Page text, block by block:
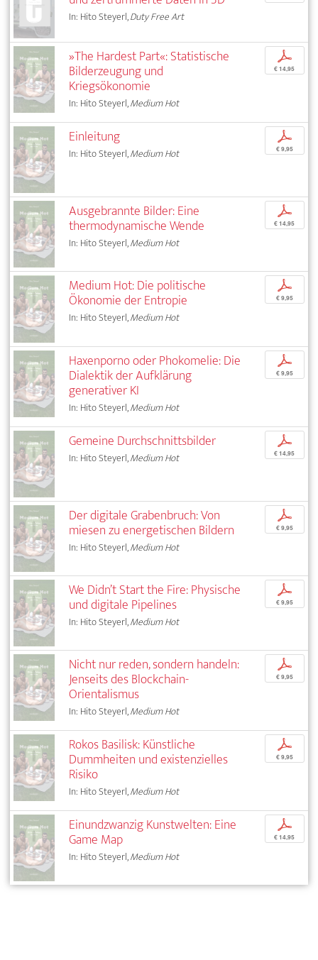
In: Hito Steyerl,Duty Free Art
»The Hardest Part«: Statistische
Bilderzeugung und
Kriegsökonomie
In: Hito Steyerl,Medium Hot
p
€ 14,95
Einleitung
In: Hito Steyerl,Medium Hot
p
€ 9,95
Ausgebrannte Bilder: Eine
thermodynamische Wende
In: Hito Steyerl,Medium Hot
p
€ 14,95
Medium Hot: Die politische
Ökonomie der Entropie
In: Hito Steyerl,Medium Hot
p
€ 9,95
Haxenporno oder Phokomelie: Die
Dialektik der Aufklärung
generativer KI
In: Hito Steyerl,Medium Hot
p
€ 9,95
Gemeine Durchschnittsbilder
In: Hito Steyerl,Medium Hot
p
€ 14,95
Der digitale Grabenbruch: Von
miesen zu energetischen Bildern
In: Hito Steyerl,Medium Hot
p
€ 9,95
We Didn’t Start the Fire: Physische
und digitale Pipelines
In: Hito Steyerl,Medium Hot
p
€ 9,95
Nicht nur reden, sondern handeln:
Jenseits des Blockchain-
Orientalismus
In: Hito Steyerl,Medium Hot
p
€ 9,95
Rokos Basilisk: Künstliche
Dummheiten und existenzielles
Risiko
In: Hito Steyerl,Medium Hot
p
€ 9,95
Einundzwanzig Kunstwelten: Eine
Game Map
In: Hito Steyerl,Medium Hot
p
€ 14,95